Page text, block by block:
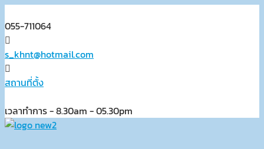
to
content
055-711064
s_khnt@hotmail.com
สถานที่ตั้ง
เวลาทำการ - 8.30am - 05.30pm